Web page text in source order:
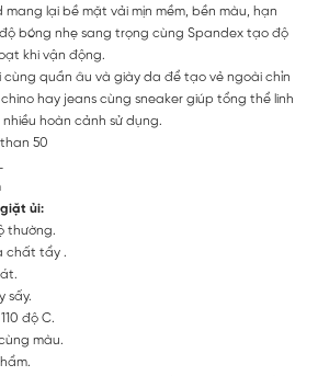
lại bề mặt vải mịn mềm, bền màu, hạn
bóng nhẹ sang trọng cùng Spandex tạo độ
khi vận động.
cùng quần âu và giày da để tạo vẻ ngoài chỉn
hay jeans cùng sneaker giúp tổng thể linh
hoàn cảnh sử dụng.
50
ủi:
thường.
chất tẩy .
sấy.
độ C.
màu.